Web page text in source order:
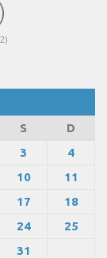
S
D
3
4
10
11
17
18
24
25
31